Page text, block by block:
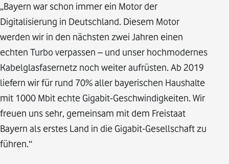
„Bayern war schon immer ein Motor der
Digitalisierung in Deutschland. Diesem Motor
werden wir in den nächsten zwei Jahren einen
echten Turbo verpassen – und unser hochmodernes
Kabelglasfasernetz noch weiter aufrüsten. Ab 2019
liefern wir für rund 70% aller bayerischen Haushalte
mit 1000 Mbit echte Gigabit-Geschwindigkeiten. Wir
freuen uns sehr, gemeinsam mit dem Freistaat
Bayern als erstes Land in die Gigabit-Gesellschaft zu
führen.“